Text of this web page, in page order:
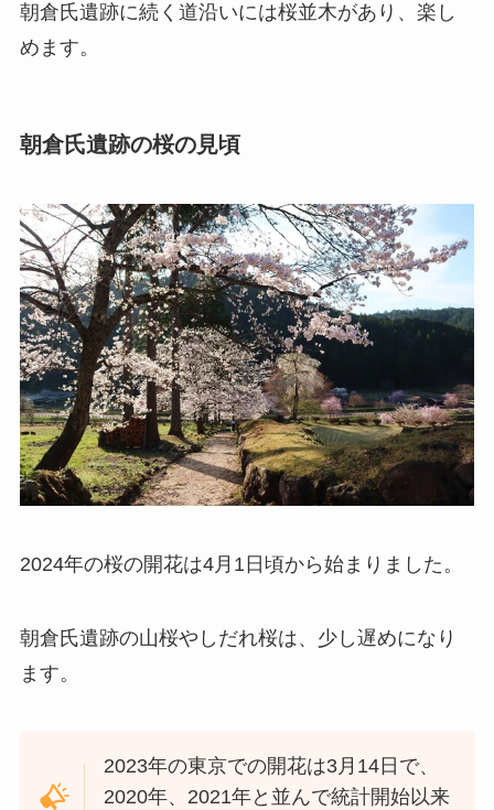
朝倉氏遺跡に続く道沿いには桜並木があり、楽し
めます。
朝倉氏遺跡の桜の見頃
2024年の桜の開花は4月1日頃から始まりました。
朝倉氏遺跡の山桜やしだれ桜は、少し遅めになり
ます。
2023年の東京での開花は3月14日で、
2020年、2021年と並んで統計開始以来